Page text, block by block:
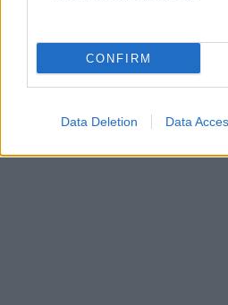
CONFIRM
Data Deletion Data
ΔΙΑΦΗΜΙΣΗ